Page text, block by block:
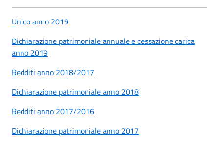
Unico anno 2019
Dichiarazione patrimoniale annuale e cessazione carica
anno 2019
Redditi anno 2018/2017
Dichiarazione patrimoniale anno 2018
Redditi anno 2017/2016
Dichiarazione patrimoniale anno 2017